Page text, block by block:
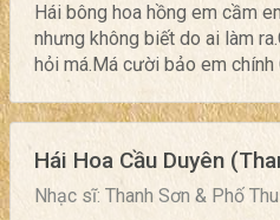
Hái bông hoa hồng em cầm
nhưng không biết do ai làm
hỏi má.Má cười bảo em chính
Hái Hoa Cầu Duyên
Nhạc sĩ: Thanh Sơn & Phố Thu